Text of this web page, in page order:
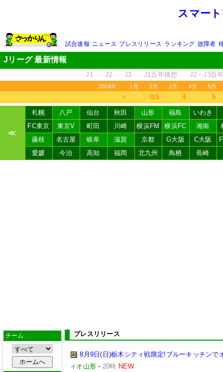
スマー
試合速報 ニュース プレスリリース ランキング 故障者
Jリーグ 最新情報
J1 J2 J3 J1百年構想 J2・J3百
2026年 1月 2月 3月 4月 5月
＜ 8/3 4 5
≪
札幌 八戸 仙台 秋田 山形 福島
いわき
FC東京
東京V 町田 川崎 横浜FM 横浜FC 湘南
藤枝
名古屋 岐阜 滋賀 京都 G大阪 C大阪
愛媛
今治 高知 福岡 北九州 鳥栖 長崎
チーム プレスリリース
8月9日(日)栃木シティ戦限定!ブルーキッチンで
ィオ山形 - 20時 NEW